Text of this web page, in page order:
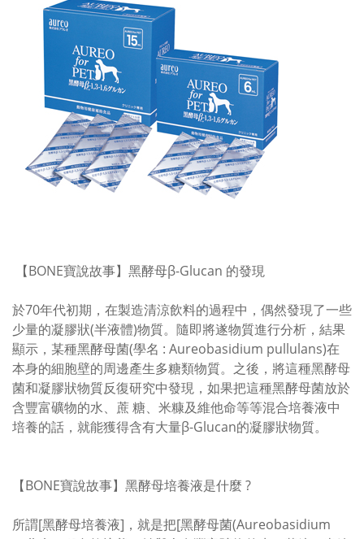
【BONE寶說故事】黑酵母β-Glucan 的發現
於70年代初期，在製造清涼飲料的過程中，偶然發現了一些
少量的凝膠狀(半液體)物質。隨即將遂物質進行分析，結果
顯示，某種黑酵母菌(學名 : Aureobasidium pullulans)在
本身的細胞壁的周邊產生多糖類物質。之後，將這種黑酵母
菌和凝膠狀物質反復研究中發現，如果把這種黑酵母菌放於
含豐富礦物的水、蔗 糖、米糠及維他命等等混合培養液中
培養的話，就能獲得含有大量β-Glucan的凝膠狀物質。
【BONE寶說故事】黑酵母培養液是什麼 ?
所謂[黑酵母培養液]，就是把[黑酵母菌(Aureobasidium